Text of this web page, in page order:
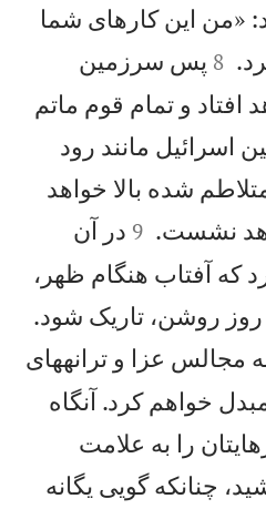
«من اين كارهای شما


8 پس سرزمين
افتاد و تمام قوم ماتم
اسرائيل مانند رود
شده بالا خواهد
نشست. 

9 در آن
كه آفتاب هنگام ظهر،
روشن، تاريک شود.
مجالس عزا و ترانههای
خواهم كرد. آنگاه
را به علامت
چنانكه گويی يگانه